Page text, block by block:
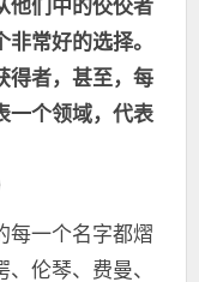
常好的选择。
得者，甚至，每
一个领域，代表
每一个名字都熠
伦琴、费曼、